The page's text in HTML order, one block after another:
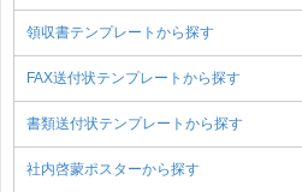
領収書テンプレートから探す
FAX送付状テンプレートから探す
書類送付状テンプレートから探す
社内啓蒙ポスターから探す